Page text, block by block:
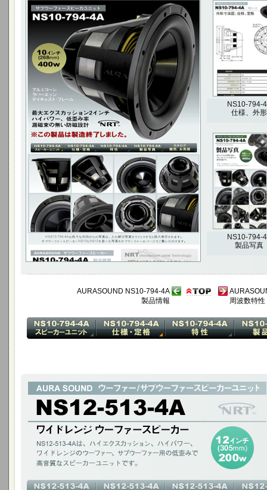
10インチ(268mm) 400W
最大エクスカッション2インチ
ハイパワー、低歪み率 漏磁束の無い防磁設計
NS10-794-
仕様、外形
NS10-794-
製品写真
AURASOUND NS10-794-4A
製品情報
周波数特性
ワイドレンジ ウーファースピーカー
NS12-513-4Aは、ハイエクスカッション、ハイパワー、ワイドレンジのウ
みで高音質なスピーカーユニットです。
12インチ(305mm)200W / アルミコーン ダイキャストフレーム / NRT